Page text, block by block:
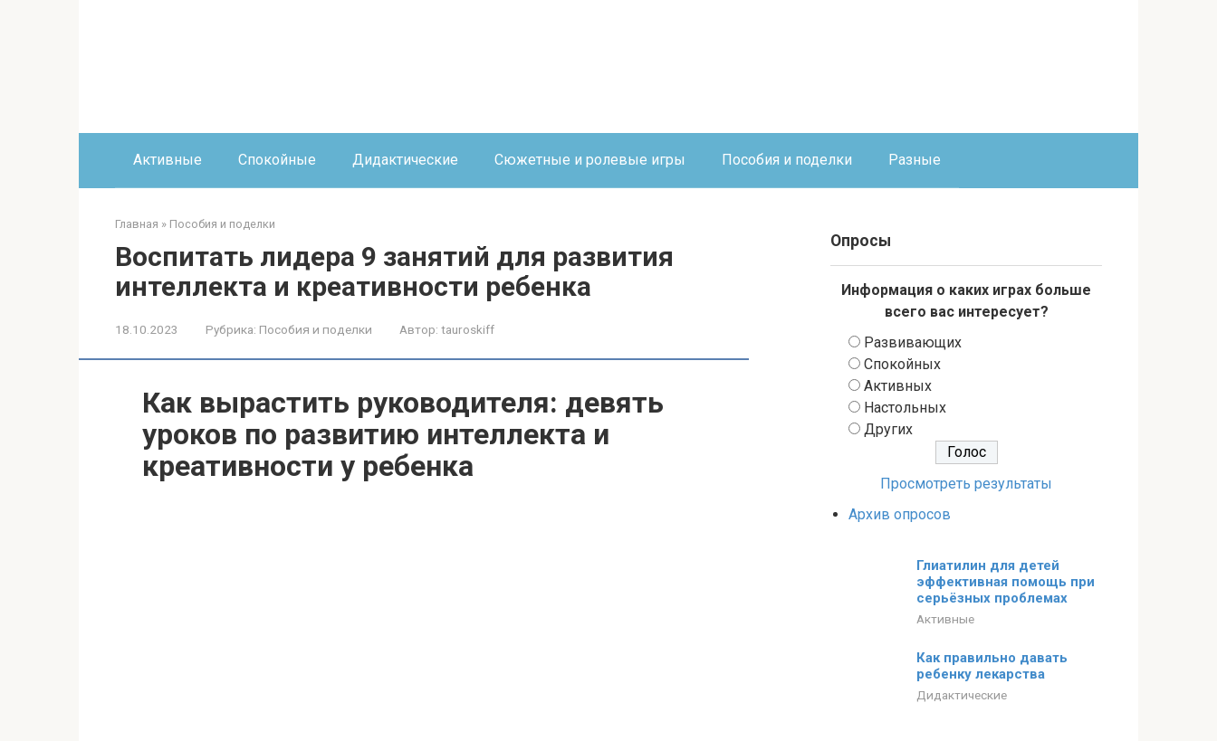
Активные Спокойные Дидактические Сюжетные и ролевые игры Пособия и поделки Разные
Главная » Пособия и поделки
Воспитать лидера 9 занятий для развития
интеллекта и креативности ребенка
18.10.2023 Рубрика: Пособия и поделки Автор: tauroskiff
Как вырастить руководителя: девять
уроков по развитию интеллекта и
креативности у ребенка
Опросы
Информация о каких играх больше
всего вас интересует?
Развивающих
Спокойных
Активных
Настольных
Других
Просмотреть результаты
Архив опросов
Глиатилин для детей
эффективная помощь при
серьёзных проблемах
Активные
Как правильно давать
ребенку лекарства
Дидактические